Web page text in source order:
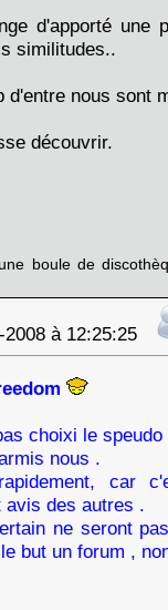
d'apporté une
similitudes..
d'entre nous sont
découvrir.
boule de
à 12:25:25
choixi le
nous .
car
avis des autres .
ne seront
but un forum ,